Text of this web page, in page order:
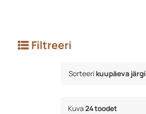
Filtreeri
Sorteerikuupäeva järgi
Kuva24 toodet